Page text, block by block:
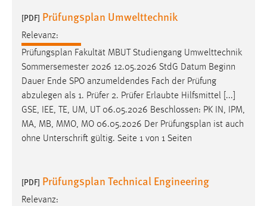
[PDF] Prüfungsplan Umwelttechnik
Relevanz:
Prüfungsplan Fakultät MBUT Studiengang Umwelttechnik
Sommersemester 2026 12.05.2026 StdG Datum Beginn
Dauer Ende SPO anzumeldendes Fach der Prüfung
abzulegen als 1. Prüfer 2. Prüfer Erlaubte Hilfsmittel [...]
GSE, IEE, TE, UM, UT 06.05.2026 Beschlossen: PK IN, IPM,
MA, MB, MMO, MO 06.05.2026 Der Prüfungsplan ist auch
ohne Unterschrift gültig. Seite 1 von 1 Seiten
[PDF] Prüfungsplan Technical Engineering
Relevanz: